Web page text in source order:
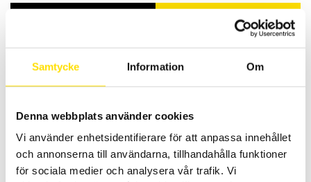
Samtycke Information Om
Denna webbplats använder cookies
Vi använder enhetsidentifierare för att anpassa innehållet
och annonserna till användarna, tillhandahålla funktioner
för sociala medier och analysera vår trafik. Vi
LÄS MER
Relaterade produkter